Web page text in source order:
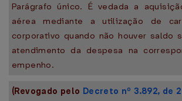
Parágrafo único. É vedada a
aérea mediante a utilização de
corporativo quando não houver saldo
atendimento da despesa na
empenho.
(Revogado pelo Decreto nº 3.892, de